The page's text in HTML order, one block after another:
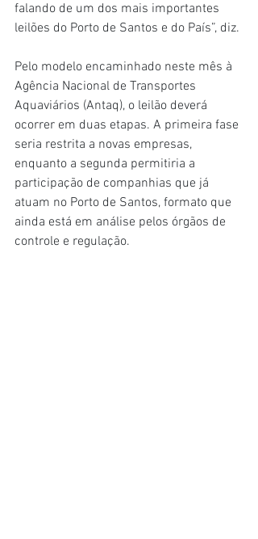
falando de um dos mais importantes
leilões do Porto de Santos e do País”, diz.
Pelo modelo encaminhado neste mês à
Agência Nacional de Transportes
Aquaviários (Antaq), o leilão deverá
ocorrer em duas etapas. A primeira fase
seria restrita a novas empresas,
enquanto a segunda permitiria a
participação de companhias que já
atuam no Porto de Santos, formato que
ainda está em análise pelos órgãos de
controle e regulação.